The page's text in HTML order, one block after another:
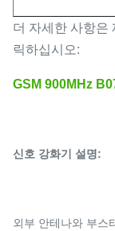
더 자세한 사항은
릭하십시오:
GSM 900MHz
신호 강화기 설명:
외부 안테나와 부스